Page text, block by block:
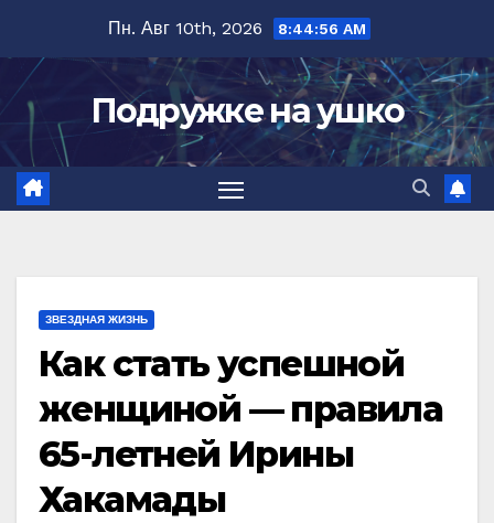
содержимому
Пн. Авг 10th, 2026 8:44:58 AM
Подружке на ушко
ЗВЕЗДНАЯ ЖИЗНЬ
Как стать успешной
женщиной — правила
65-летней Ирины
Хакамады